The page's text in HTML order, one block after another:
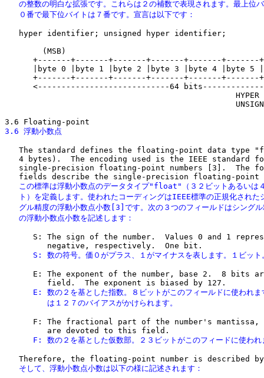
の整数の明白な拡張です。これらは２の補数で表現されます。最上位
   ０番で最下位バイトは７番です。宣言は以下です：
   hyper identifier; unsigned hyper identifier;
(MSB)
+-------+-------+-------+-------+-------+-------
|byte 0 |byte 1 |byte 2 |byte 3 |byte 4 |byte 5
+-------+-------+-------+-------+-------+-------
<----------------------------64
HYPER
3.6 浮動小数点
The standard defines the floating-point data type
4 bytes).  The encoding used is the IEEE standard
single-precision floating-point numbers [3].  The
この標準は浮動小数点のデータタイプ"float"（３２ビットあるいは
ト）を定義します。使われたコーディングはIEEE標準の正規化された
グル精度の浮動小数点小数[3]です。次の３つのフィールドはシング
   の浮動小数点小数を記述します：
S: The sign of the number.  Values 0 and 1
S: 数の符号。価０がプラス、１がマイナスを表します。１ビット
E: The exponent of the number, base 2.  8 bits
E: 数の２を基とした指数。８ビットがこのフィールドに使われま
         は１２７のバイアスがかけられます。
F: The fractional part of the number's mantissa,
F: 数の２を基とした仮数部。２３ビットがこのフィードに使われ
   そして、浮動小数点小数は以下の様に記述されます：